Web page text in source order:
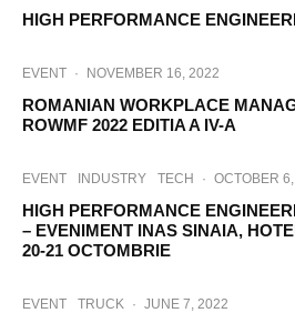
HIGH PERFORMANCE
EVENT · NOVEMBER 16, 2022
ROMANIAN WORKPLACE
ROWMF 2022 EDITIA A IV-A
EVENT INDUSTRY TECH · OCTOBER
HIGH PERFORMANCE
– EVENIMENT INAS SINAIA,
20-21 OCTOMBRIE
EVENT TRUCK · JUNE 7, 2022